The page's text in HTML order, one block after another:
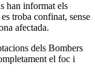
han informat els
troba confinat, sense
afectada.
dels Bombers
el foc i